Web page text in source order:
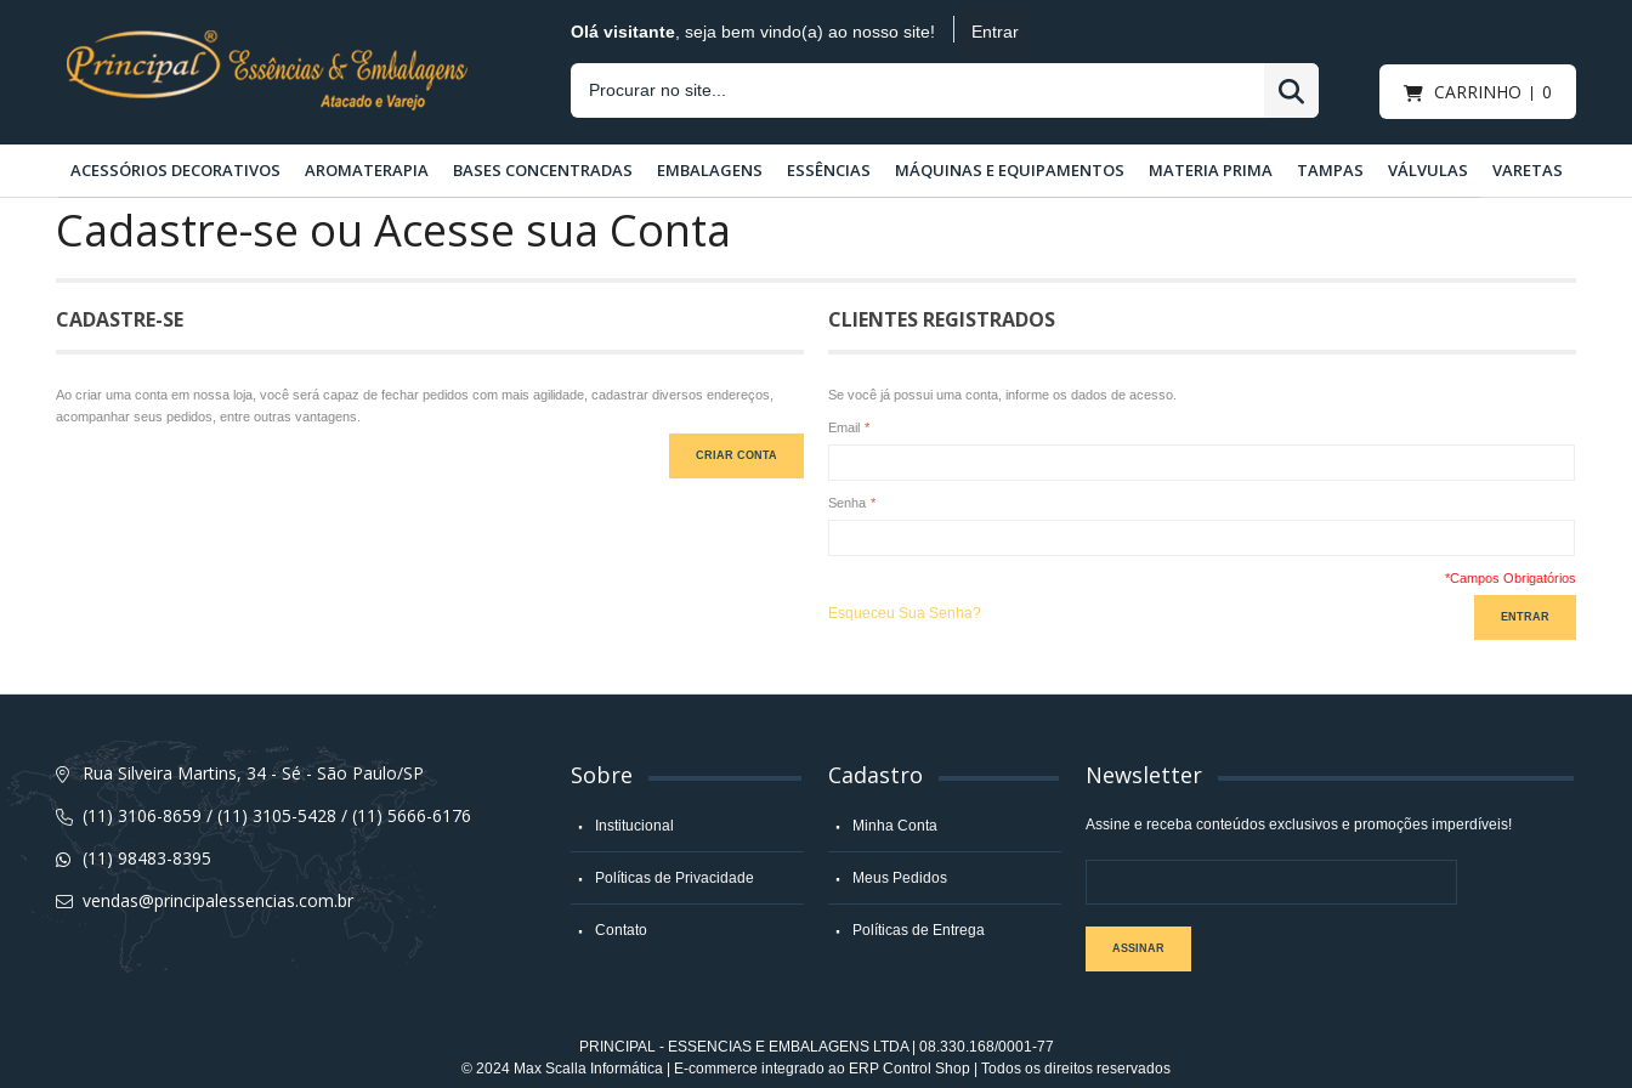
Olá visitante , seja bem vindo(a) ao nosso site! Entrar
CARRINHO 0
ACESSÓRIOS DECORATIVOS AROMATERAPIA BASES CONCENTRADAS EMBALAGENS ESSÊNCIAS MÁQUINAS E EQUIPAMENTOS MATERIA PRIMA TAMPAS VÁLVULAS VARETAS
Cadastre-se ou Acesse sua Conta
CADASTRE-SE
Ao criar uma conta em nossa loja, você será capaz de fechar pedidos com mais agilidade, cadastrar diversos endereços,
acompanhar seus pedidos, entre outras vantagens.
CRIAR CONTA
CLIENTES REGISTRADOS
Se você já possui uma conta, informe os dados de acesso.
*
Email
*
Senha
*Campos Obrigatórios
ENTRAR
Esqueceu Sua Senha?
Rua Silveira Martins, 34 - Sé - São Paulo/SP
(11) 3106-8659 / (11) 3105-5428 / (11) 5666-6176
(11) 98483-8395
vendas@principalessencias.com.br
Sobre
Institucional
Políticas de Privacidade
Contato
Cadastro
Minha Conta
Meus Pedidos
Políticas de Entrega
Newsletter
Assine e receba conteúdos exclusivos e promoções imperdíveis!
ASSINAR
PRINCIPAL - ESSENCIAS E EMBALAGENS LTDA | 08.330.168/0001-77
© 2024 Max Scalla Informática | E-commerce integrado ao ERP Control Shop | Todos os direitos reservados